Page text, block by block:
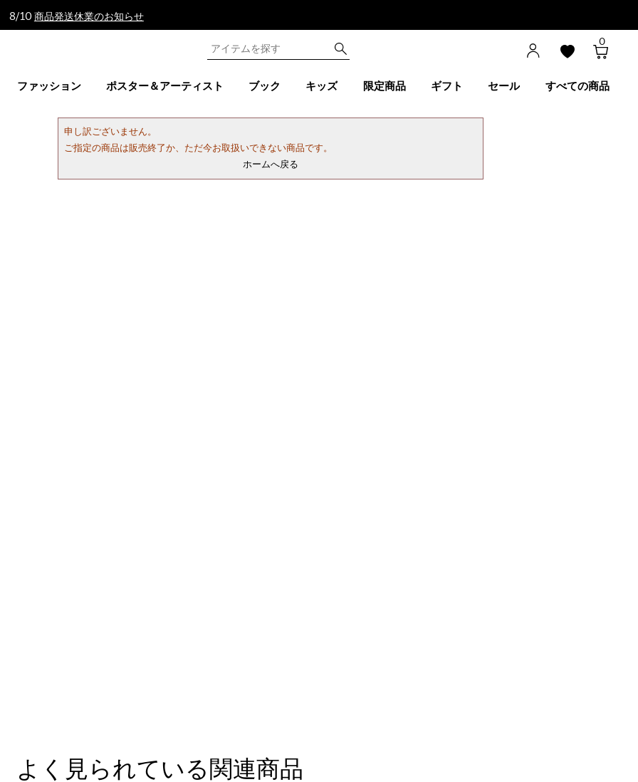
8/10 商品発送休業のお知らせ
0
ファッション ポスター＆アーティスト ブック キッズ 限定商品 ギフト セール すべての商品
申し訳ございません。
ご指定の商品は販売終了か、ただ今お取扱いできない商品です。
ホームへ戻る
よく見られている関連商品